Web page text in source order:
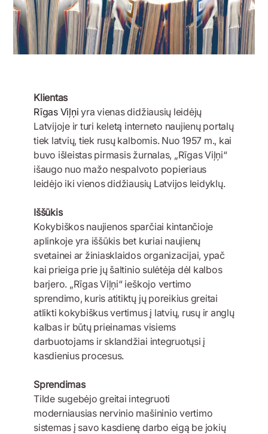
Klientas
Rīgas Viļņi yra vienas didžiausių leidėjų
Latvijoje ir turi keletą interneto naujienų portalų
tiek latvių, tiek rusų kalbomis. Nuo 1957 m., kai
buvo išleistas pirmasis žurnalas, „Rīgas Viļņi“
išaugo nuo mažo nespalvoto popieriaus
leidėjo iki vienos didžiausių Latvijos leidyklų.
Iššūkis
Kokybiškos naujienos sparčiai kintančioje
aplinkoje yra iššūkis bet kuriai naujienų
svetainei ar žiniasklaidos organizacijai, ypač
kai prieiga prie jų šaltinio sulėtėja dėl kalbos
barjero. „Rīgas Viļņi“ ieškojo vertimo
sprendimo, kuris atitiktų jų poreikius greitai
atlikti kokybiškus vertimus į latvių, rusų ir anglų
kalbas ir būtų prieinamas visiems
darbuotojams ir sklandžiai integruotųsi į
kasdienius procesus.
Sprendimas
Tilde sugebėjo greitai integruoti
moderniausias nervinio mašininio vertimo
sistemas į savo kasdienę darbo eigą be jokių